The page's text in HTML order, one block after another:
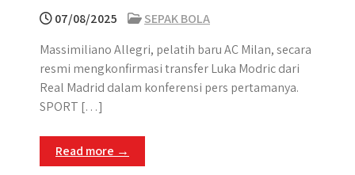
07/08/2025
SEPAK BOLA
Massimiliano Allegri, pelatih baru AC Milan, secara
resmi mengkonfirmasi transfer Luka Modric dari
Real Madrid dalam konferensi pers pertamanya.
SPORT […]
Read more →